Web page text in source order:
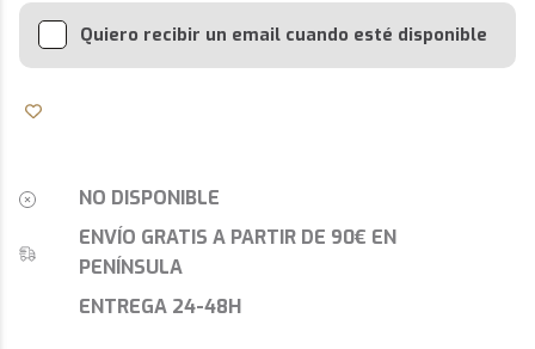
Quiero recibir un email cuando esté disponible
NO DISPONIBLE
ENVÍO GRATIS A PARTIR DE 90€ EN
PENÍNSULA
ENTREGA 24-48H